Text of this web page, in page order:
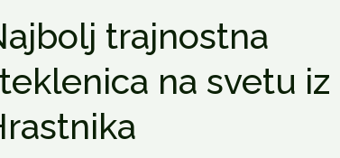
trajnostna
na svetu iz